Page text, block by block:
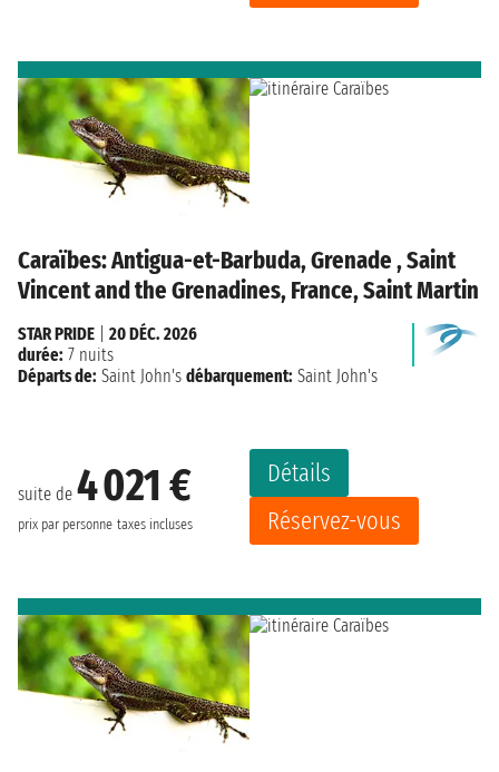
Caraïbes: Antigua-et-Barbuda, Grenade , Saint
Vincent and the Grenadines, France, Saint Martin
suite de 4 021 €
prix par personne taxes incluses
Détails
Réservez-vous
STAR PRIDE
20 DÉC. 2026
durée: 7 nuits
Départs de: Saint John's débarquement: Saint John's